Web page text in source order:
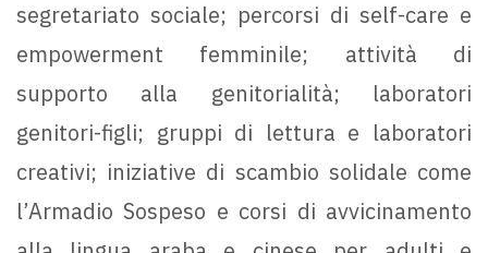
segretariato sociale; percorsi di self-care e
empowerment femminile; attività di
supporto alla genitorialità; laboratori
genitori-figli; gruppi di lettura e laboratori
creativi; iniziative di scambio solidale come
l’Armadio Sospeso e corsi di avvicinamento